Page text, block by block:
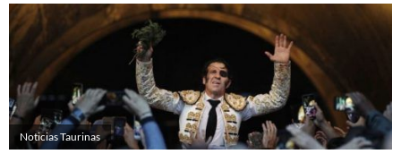
Noticias Taurinas